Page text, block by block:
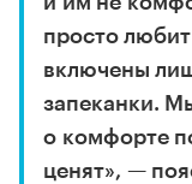
просто
включены
запеканки.
о комфорте
ценят», —